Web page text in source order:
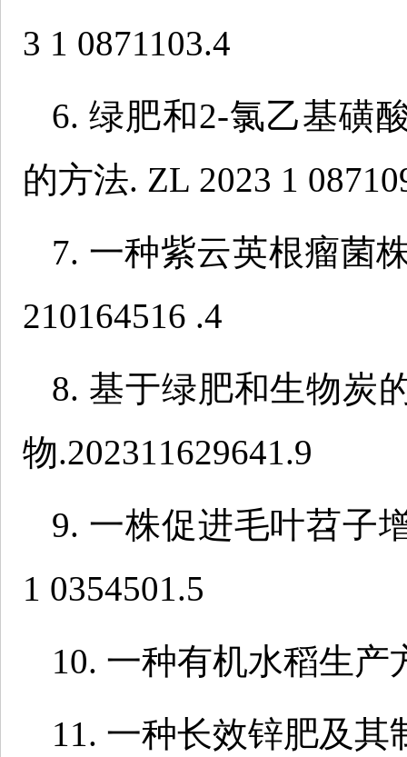
3 1 0871103.4
6. 绿肥和2-氯乙基磺
的方法. ZL 2023 1
7. 一种紫云英根瘤菌
210164516 .4
8. 基于绿肥和生物炭
物.202311629641.9
9. 一株促进毛叶苕子
1 0354501.5
10. 一种有机水稻生产
11. 一种长效锌肥及其